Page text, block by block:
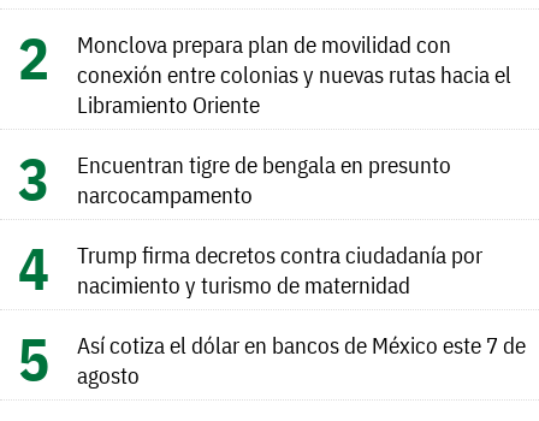
Monclova prepara plan de movilidad con
conexión entre colonias y nuevas rutas hacia el
Libramiento Oriente
Encuentran tigre de bengala en presunto
narcocampamento
Trump firma decretos contra ciudadanía por
nacimiento y turismo de maternidad
Así cotiza el dólar en bancos de México este 7 de
agosto